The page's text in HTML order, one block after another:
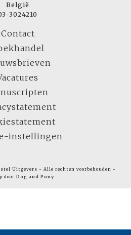
België
3024210
Contact
instellingen
Uitgevers - Alle rechten voorbehouden -
door Dog and Pony